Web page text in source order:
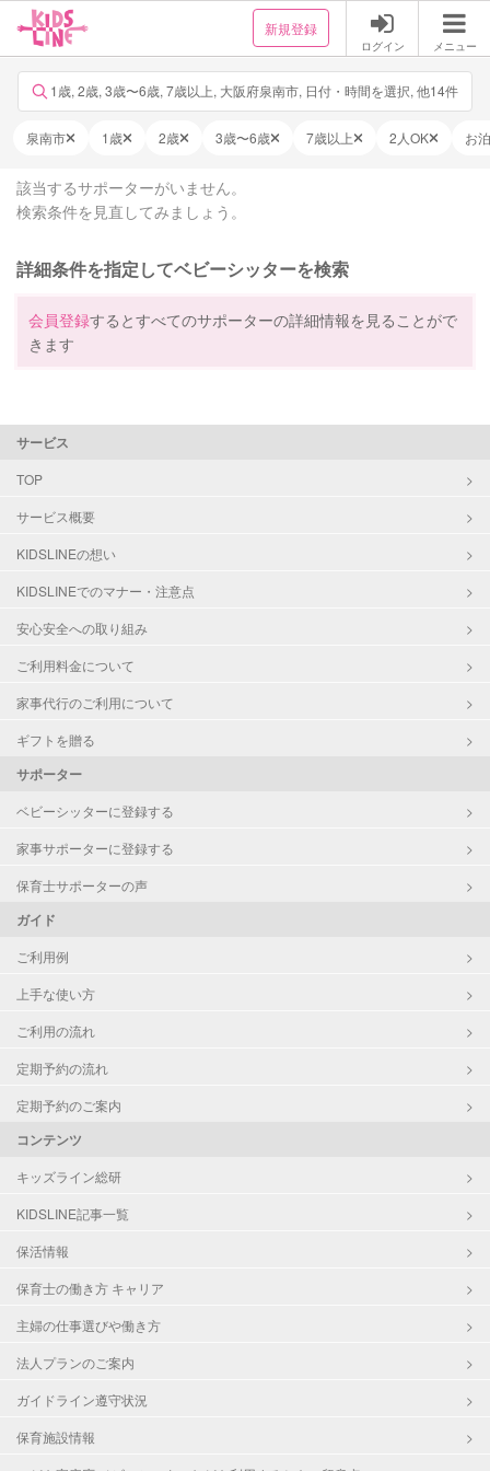
新規登録
ログイン メニュー
1歳, 2歳, 3歳〜6歳, 7歳以上, 大阪府泉南市, 日付・時間を選択, 他14件
泉南市 1歳 2歳 3歳〜6歳 7歳以上 2人OK お
該当するサポーターがいません。
検索条件を見直してみましょう。
詳細条件を指定してベビーシッターを検索
会員登録するとすべてのサポーターの詳細情報を見ることがで
きます
サービス
TOP
サービス概要
KIDSLINEの想い
KIDSLINEでのマナー・注意点
安心安全への取り組み
ご利用料金について
家事代行のご利用について
ギフトを贈る
サポーター
ベビーシッターに登録する
家事サポーターに登録する
保育士サポーターの声
ガイド
ご利用例
上手な使い方
ご利用の流れ
定期予約の流れ
定期予約のご案内
コンテンツ
キッズライン総研
KIDSLINE記事一覧
保活情報
保育士の働き方 キャリア
主婦の仕事選びや働き方
法人プランのご案内
ガイドライン遵守状況
保育施設情報